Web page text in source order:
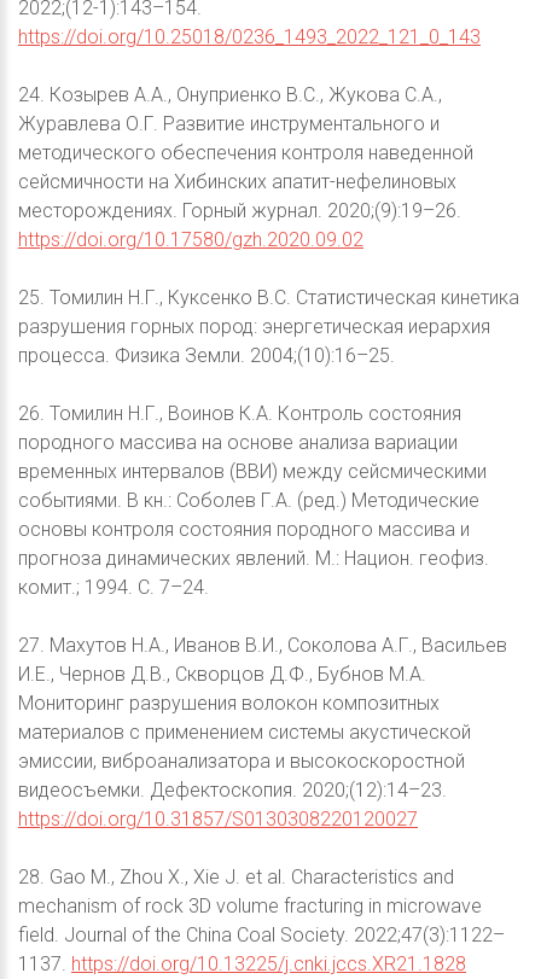
2022;(12-1):143–154.
https://doi.org/10.25018/0236_1493_2022_121_0_143
24. Козырев А.А., Онуприенко В.С., Жукова С.А.,
Журавлева О.Г. Развитие инструментального и
методического обеспечения контроля наведенной
сейсмичности на Хибинских апатит-нефелиновых
месторождениях. Горный журнал. 2020;(9):19–26.
https://doi.org/10.17580/gzh.2020.09.02
25. Томилин Н.Г., Куксенко В.С. Статистическая кинетика
разрушения горных пород: энергетическая иерархия
процесса. Физика Земли. 2004;(10):16–25.
26. Томилин Н.Г., Воинов К.А. Контроль состояния
породного массива на основе анализа вариации
временных интервалов (ВВИ) между сейсмическими
событиями. В кн.: Соболев Г.А. (ред.) Методические
основы контроля состояния породного массива и
прогноза динамических явлений. М.: Национ. геофиз.
комит.; 1994. С. 7–24.
27. Махутов Н.А., Иванов В.И., Соколова А.Г., Васильев
И.Е., Чернов Д.В., Скворцов Д.Ф., Бубнов М.А.
Мониторинг разрушения волокон композитных
материалов с применением системы акустической
эмиссии, виброанализатора и высокоскоростной
видеосъемки. Дефектоскопия. 2020;(12):14–23.
https://doi.org/10.31857/S0130308220120027
28. Gao M., Zhou X., Xie J. et al. Characteristics and
mechanism of rock 3D volume fracturing in microwave
field. Journal of the China Coal Society. 2022;47(3):1122–
1137. https://doi.org/10.13225/j.cnki.jccs.XR21.1828